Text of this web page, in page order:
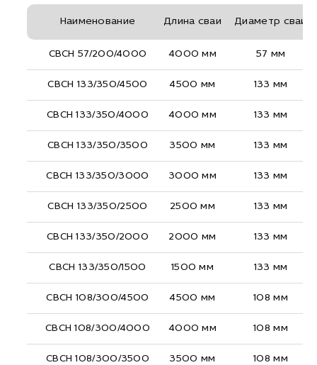
Наименование Длина сваи Диаметр сваи
СВСН 57/200/4000 4000 мм 57 мм
СВСН 133/350/4500 4500 мм 133 мм
СВСН 133/350/4000 4000 мм 133 мм
СВСН 133/350/3500 3500 мм 133 мм
СВСН 133/350/3000 3000 мм 133 мм
СВСН 133/350/2500 2500 мм 133 мм
СВСН 133/350/2000 2000 мм 133 мм
СВСН 133/350/1500 1500 мм 133 мм
СВСН 108/300/4500 4500 мм 108 мм
СВСН 108/300/4000 4000 мм 108 мм
СВСН 108/300/3500 3500 мм 108 мм